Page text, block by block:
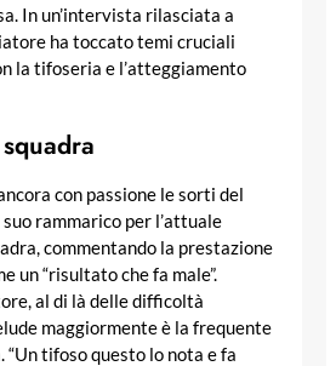
In un’intervista rilasciata a
ha toccato temi cruciali
la tifoseria e l’atteggiamento
con passione le sorti del
rammarico per l’attuale
commentando la prestazione
un “risultato che fa male”.
al di là delle difficoltà
maggiormente è la frequente
“Un tifoso questo lo nota e fa